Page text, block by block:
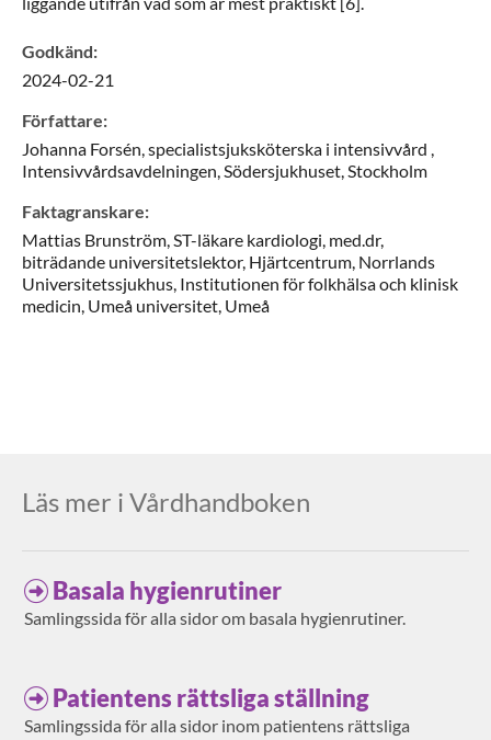
Godkänd:
2024-02-21
Författare:
Johanna Forsén,specialistsjuksköterska i intensivvård ,
Intensivvårdsavdelningen, Södersjukhuset,Stockholm
Faktagranskare:
Mattias Brunström,ST-läkare kardiologi, med.dr,
biträdande universitetslektor, Hjärtcentrum, Norrlands
Universitetssjukhus, Institutionen för folkhälsa och klinisk
medicin, Umeå universitet, Umeå
Läs mer i Vårdhandboken
Basala hygienrutiner
Samlingssida för alla sidor om basala hygienrutiner.
Patientens rättsliga ställning
Samlingssida för alla sidor inom patientens rättsliga